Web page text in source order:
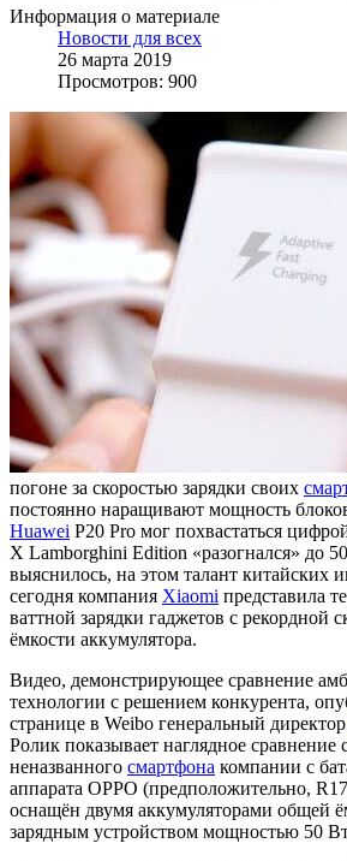
Информация о материале
Новости для всех
26 марта 2019
Просмотров: 900
погоне за скоростью зарядки своих
постоянно наращивают мощность
Huawei P20 Pro мог похвастаться
X Lamborghini Edition «разогнался» до
выяснилось, на этом талант китайских
сегодня компания Xiaomi представила
ваттной зарядки гаджетов с рекордной
ёмкости аккумулятора.
Видео, демонстрирующее сравнение
технологии с решением конкурента,
странице в Weibo генеральный директор
Ролик показывает наглядное сравнение
неназванного смартфона компании с
аппарата OPPO (предположительно,
оснащён двумя аккумуляторами общей
зарядным устройством мощностью 50